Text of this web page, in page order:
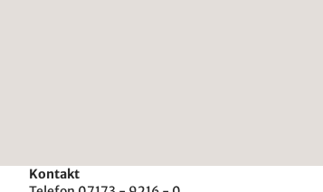
Kontakt